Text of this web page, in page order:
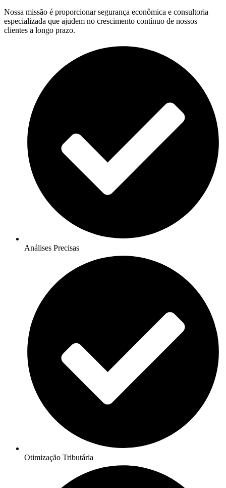
Nossa missão é proporcionar segurança econômica e consultoria
especializada que ajudem no crescimento contínuo de nossos
clientes a longo prazo.
Análises Precisas
Otimização Tributária